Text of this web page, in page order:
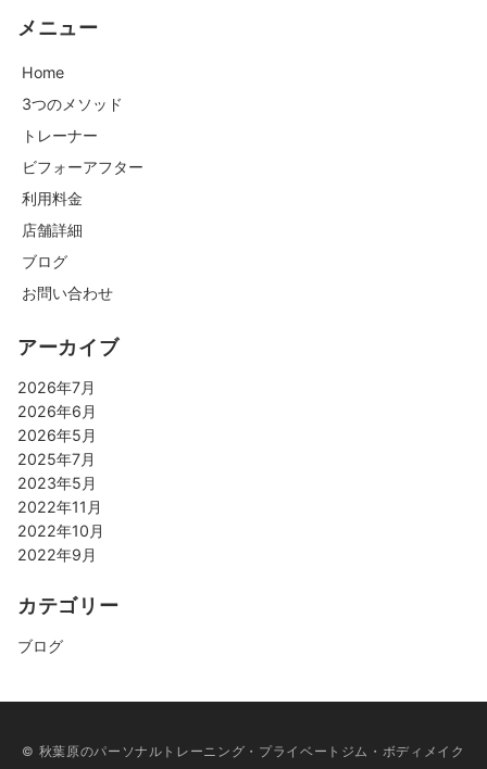
メニュー
Home
3つのメソッド
トレーナー
ビフォーアフター
利用料金
店舗詳細
ブログ
お問い合わせ
アーカイブ
2026年7月
2026年6月
2026年5月
2025年7月
2023年5月
2022年11月
2022年10月
2022年9月
カテゴリー
ブログ
© 秋葉原のパーソナルトレーニング・プライベートジム・ボディメイク